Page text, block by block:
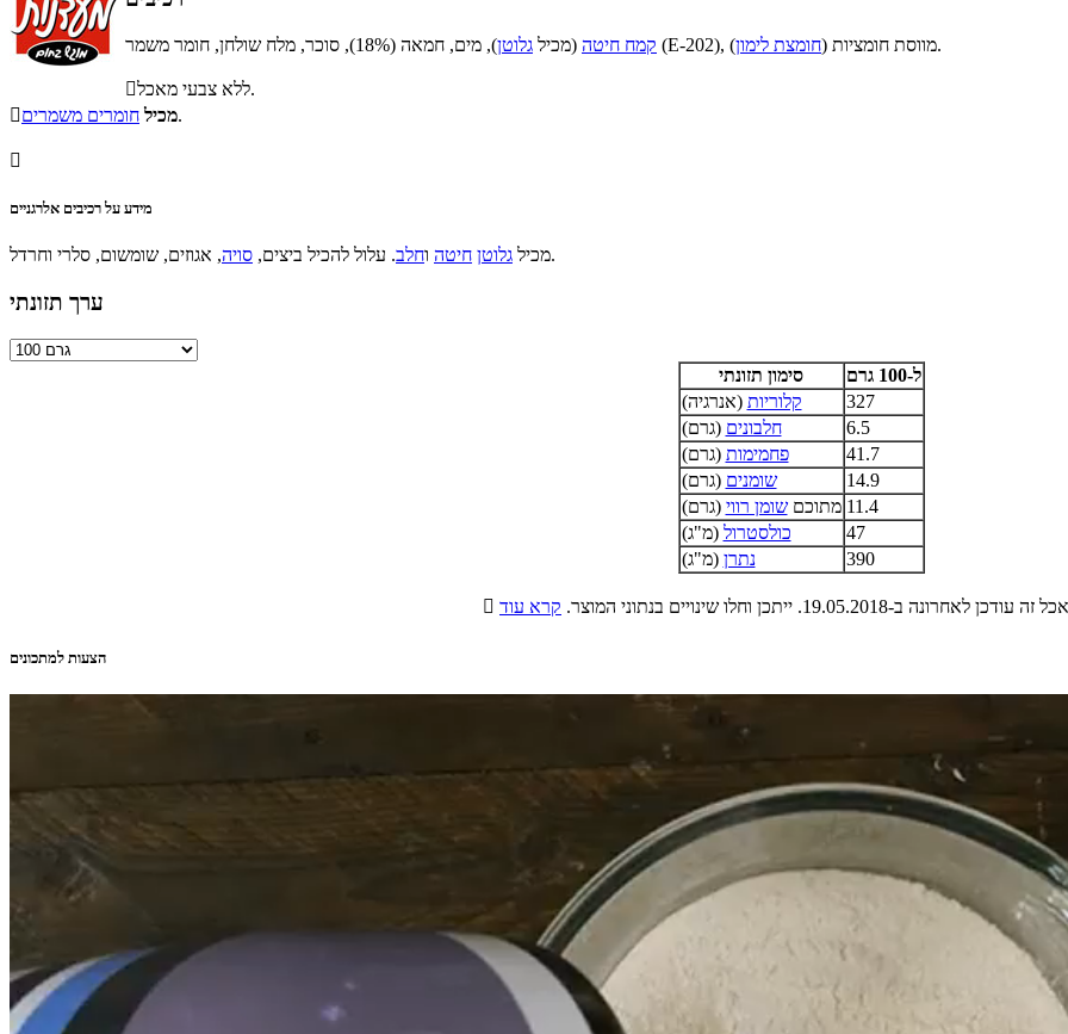
קמח חיטה (מכיל גלוטן ), מים, חמאה (18%), סוכר, מלח שולחן, חומר משמר (E-202), מווסת חומציות (חומצת לימון ).

ללא צבעי מאכל.

מכיל חומרים משמרים .

מידע על רכיבים אלרגניים
מכיל גלוטן חיטה וחלב. עלול להכיל ביצים, סויה , אגוזים, שומשום, סלרי וחרדל.
ערך תזונתי
סימון תזונתי
ל-100 גרם
קלוריות (אנרגיה)
327
חלבונים (גרם)
6.5
פחמימות (גרם)
41.7
שומנים (גרם)
14.9
מתוכםשומן רווי (גרם)
11.4
כולסטרול (מ"ג)
47
נתרן (מ"ג) 390
 לאחרונה ב-19.05.2018. ייתכן וחלו שינויים בנתוני המוצר. קרא עוד
הצעות למתכונים